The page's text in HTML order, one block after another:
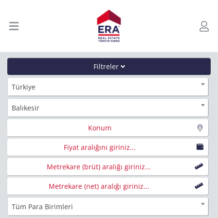
Filtreler
Türkiye
Balıkesir
Konum
Fiyat aralığını giriniz...
Metrekare (brüt) aralığı giriniz...
Metrekare (net) aralığı giriniz...
Tüm Para Birimleri